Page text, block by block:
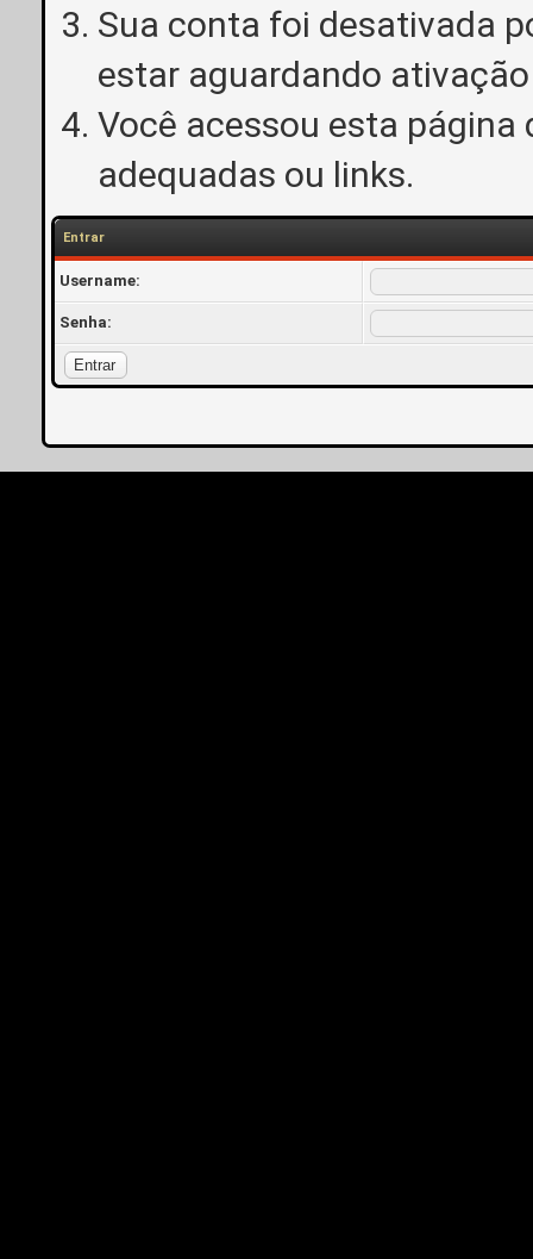
Sua conta foi desativada
estar aguardando
Você acessou esta
adequadas ou links.
Entrar
Username:
Senha: